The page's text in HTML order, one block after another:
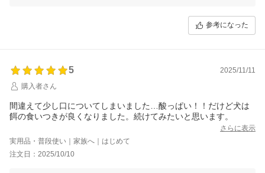
参考になった
5
2025/11/11
購入者さん
間違えて少し口についてしまいました…酸っぱい！！だけど犬は
餌の食いつきが良くなりました。続けてみたいと思います。
さらに表示
実用品・普段使い｜家族へ｜はじめて
注文日：2025/10/10